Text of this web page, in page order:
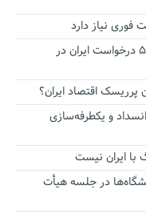
نیاز دارد
اقتدار ناوگروه ۱۰۳ در مأموریت‌ اقیانوسی/ ۵ درخواست ایران در
پرریسک اقتصاد ایران؟
و یکطرفه‌سازی
با ایران نیست
در جلسه هیأت